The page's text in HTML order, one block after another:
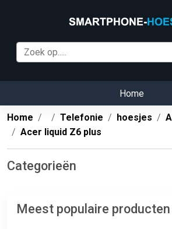
Home
Home Telefonie hoesjes
Acer liquid Z6 plus
Categorieën
Meest populaire producten